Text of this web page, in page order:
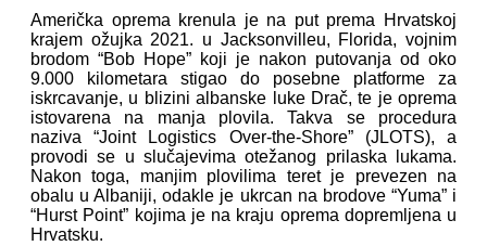
Američka oprema krenula je na put prema Hrvatskoj
krajem ožujka 2021. u Jacksonvilleu, Florida, vojnim
brodom “Bob Hope” koji je nakon putovanja od oko
9.000 kilometara stigao do posebne platforme za
iskrcavanje, u blizini albanske luke Drač, te je oprema
istovarena na manja plovila. Takva se procedura
naziva “Joint Logistics Over-the-Shore” (JLOTS), a
provodi se u slučajevima otežanog prilaska lukama.
Nakon toga, manjim plovilima teret je prevezen na
obalu u Albaniji, odakle je ukrcan na brodove “Yuma” i
“Hurst Point” kojima je na kraju oprema dopremljena u
Hrvatsku.